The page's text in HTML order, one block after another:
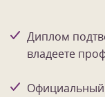
Диплом
владеете
Официальный